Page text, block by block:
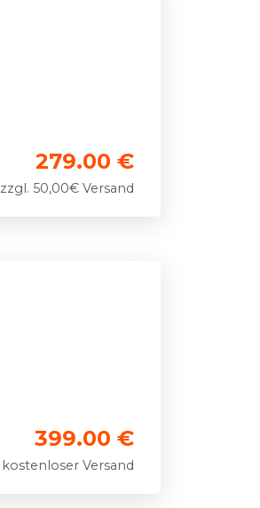
279.00 €
zzgl. 50,00€ Versand
399.00 €
kostenloser Versand